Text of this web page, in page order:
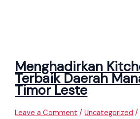
Menghadirkan
Terbaik Daerah
Timor Leste
Leave a Comment /Uncategorized /